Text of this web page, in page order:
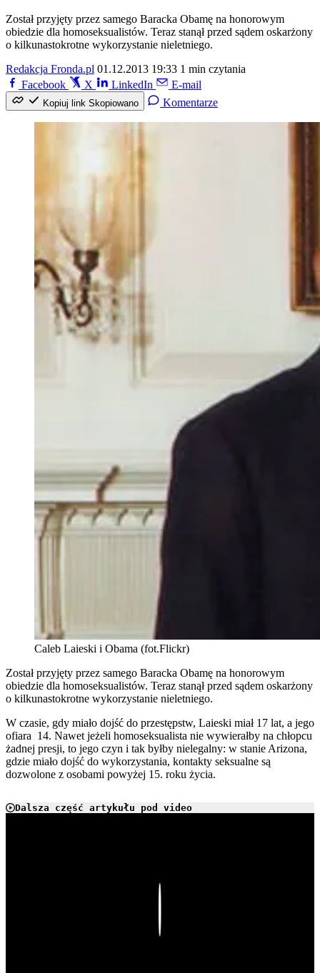
Został przyjęty przez samego Baracka Obamę na honorowym
obiedzie dla homoseksualistów. Teraz stanął przed sądem oskarżony
o kilkunastokrotne wykorzystanie nieletniego.
Redakcja Fronda.pl 01.12.2013 19:33 1 min czytania
Facebook
X LinkedIn E-mail
Kopiuj link Skopiowano Komentarze
Caleb Laieski i Obama (fot.Flickr)
Został przyjęty przez samego Baracka Obamę na honorowym
obiedzie dla homoseksualistów. Teraz stanął przed sądem oskarżony
o kilkunastokrotne wykorzystanie nieletniego.
W czasie, gdy miało dojść do przestępstw, Laieski miał 17 lat, a jego
ofiara 14. Nawet jeżeli homoseksualista nie wywierałby na chłopcu
żadnej presji, to jego czyn i tak byłby nielegalny: w stanie Arizona,
gdzie miało dojść do wykorzystania, kontakty seksualne są
dozwolone z osobami powyżej 15. roku życia.
Dalsza część artykułu pod video